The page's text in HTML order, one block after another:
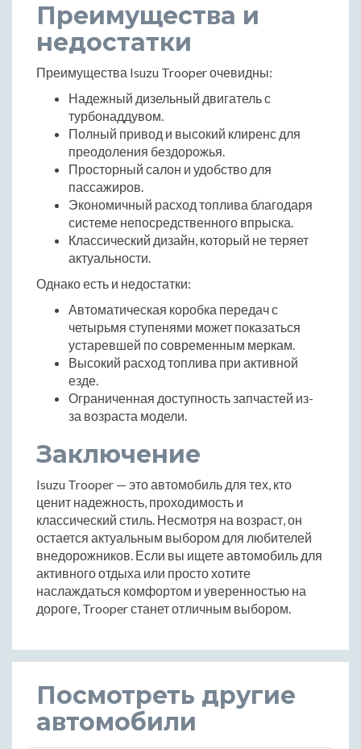
Преимущества и
недостатки
Преимущества Isuzu Trooper очевидны:
Надежный дизельный двигатель с
турбонаддувом.
Полный привод и высокий клиренс для
преодоления бездорожья.
Просторный салон и удобство для
пассажиров.
Экономичный расход топлива благодаря
системе непосредственного впрыска.
Классический дизайн, который не теряет
актуальности.
Однако есть и недостатки:
Автоматическая коробка передач с
четырьмя ступенями может показаться
устаревшей по современным меркам.
Высокий расход топлива при активной
езде.
Ограниченная доступность запчастей из-
за возраста модели.
Заключение
Isuzu Trooper — это автомобиль для тех, кто
ценит надежность, проходимость и
классический стиль. Несмотря на возраст, он
остается актуальным выбором для любителей
внедорожников. Если вы ищете автомобиль для
активного отдыха или просто хотите
наслаждаться комфортом и уверенностью на
дороге, Trooper станет отличным выбором.
Посмотреть другие
автомобили